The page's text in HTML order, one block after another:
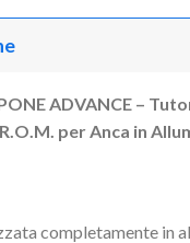
ADVANCE –
per Anca in
completamente in